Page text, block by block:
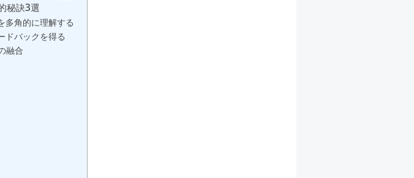
秘訣3選
多角的に理解する
ドバックを得る
融合